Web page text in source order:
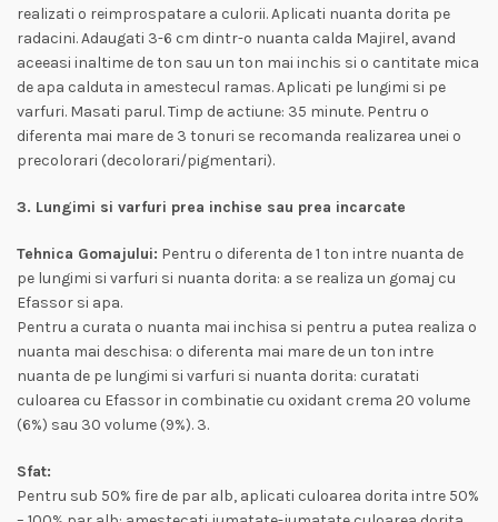
realizati o reimprospatare a culorii. Aplicati nuanta dorita pe
radacini. Adaugati 3-6 cm dintr-o nuanta calda Majirel, avand
aceeasi inaltime de ton sau un ton mai inchis si o cantitate mica
de apa calduta in amestecul ramas. Aplicati pe lungimi si pe
varfuri. Masati parul. Timp de actiune: 35 minute. Pentru o
diferenta mai mare de 3 tonuri se recomanda realizarea unei o
precolorari (decolorari/pigmentari).
3. Lungimi si varfuri prea inchise sau prea incarcate
Tehnica Gomajului: Pentru o diferenta de 1 ton intre nuanta de
pe lungimi si varfuri si nuanta dorita: a se realiza un gomaj cu
Efassor si apa.
Pentru a curata o nuanta mai inchisa si pentru a putea realiza o
nuanta mai deschisa: o diferenta mai mare de un ton intre
nuanta de pe lungimi si varfuri si nuanta dorita: curatati
culoarea cu Efassor in combinatie cu oxidant crema 20 volume
(6%) sau 30 volume (9%). 3.
Sfat:
Pentru sub 50% fire de par alb, aplicati culoarea dorita intre 50%